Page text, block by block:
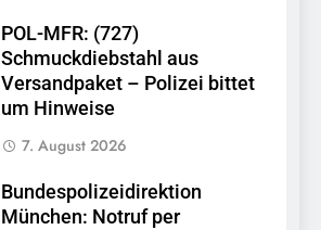
POL-MFR: (727)
Schmuckdiebstahl aus
Versandpaket – Polizei bittet
um Hinweise
7. August 2026
Bundespolizeidirektion
München: Notruf per